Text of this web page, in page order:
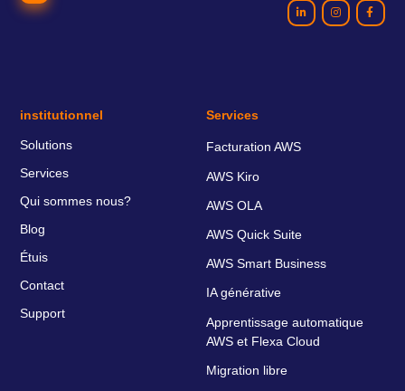
institutionnel
Solutions
Services
Qui sommes nous?
Blog
Étuis
Contact
Support
Services
Facturation AWS
AWS Kiro
AWS OLA
AWS Quick Suite
AWS Smart Business
IA générative
Apprentissage automatique
AWS et Flexa Cloud
Migration libre